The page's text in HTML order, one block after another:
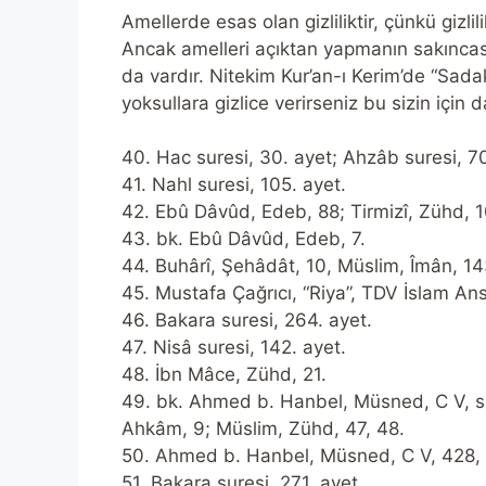
Amellerde esas olan gizliliktir, çünkü
Ancak amelleri açıktan yapmanın
da vardır. Nitekim Kur’an-ı Kerim’de
yoksullara gizlice verirseniz bu sizin için
40. Hac suresi, 30. ayet; Ahzâb suresi,
41. Nahl suresi, 105. ayet.
42. Ebû Dâvûd, Edeb, 88; Tirmizî, Zühd,
43. bk. Ebû Dâvûd, Edeb, 7.
44. Buhârî, Şehâdât, 10, Müslim, Îmân,
45. Mustafa Çağrıcı, “Riya”, TDV İslam
46. Bakara suresi, 264. ayet.
47. Nisâ suresi, 142. ayet.
48. İbn Mâce, Zühd, 21.
49. bk. Ahmed b. Hanbel, Müsned, C V,
Ahkâm, 9; Müslim, Zühd, 47, 48.
50. Ahmed b. Hanbel, Müsned, C V,